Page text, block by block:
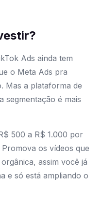
Ads ainda tem
o Meta Ads pra
Mas a plataforma de
segmentação é mais
500 a R$ 1.000 por
os vídeos que
assim você já
e só está ampliando o